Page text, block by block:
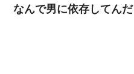
なんで男に依存してんだ